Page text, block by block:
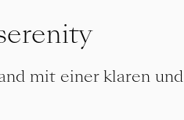
mit einer klaren und